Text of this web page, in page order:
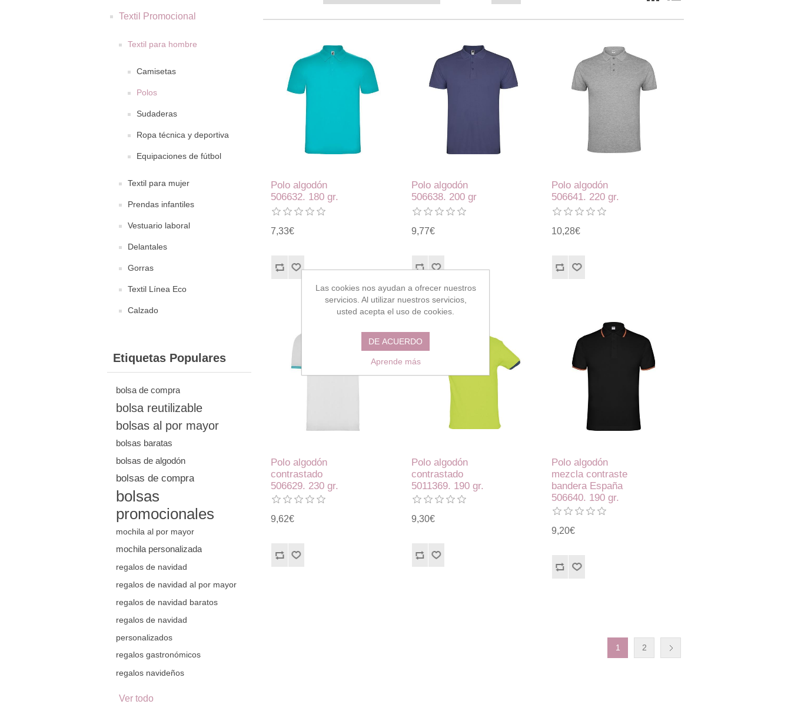
Textil Promocional
Textil para hombre
Camisetas
Polos
Sudaderas
Ropa técnica y deportiva
Equipaciones de fútbol
Textil para mujer
Prendas infantiles
Vestuario laboral
Delantales
Gorras
Textil Línea Eco
Calzado
Etiquetas Populares
bolsa de compra
bolsa reutilizable
bolsas al por mayor
bolsas baratas
bolsas de algodón
bolsas de compra
bolsas
promocionales
mochila al por mayor
mochila personalizada
regalos de navidad
regalos de navidad al por mayor
regalos de navidad baratos
regalos de navidad
personalizados
regalos gastronómicos
regalos navideños
Ver todo
Polo algodón
506632. 180 gr.
7,33€
Polo algodón
506638. 200 gr
9,77€
Polo algodón
506641. 220 gr.
10,28€
Polo algodón
contrastado
506629. 230 gr.
9,62€
Polo algodón
contrastado
5011369. 190 gr.
9,30€
Polo algodón
mezcla contraste
bandera España
506640. 190 gr.
9,20€
1 2
Las cookies nos ayudan a ofrecer nuestros
servicios. Al utilizar nuestros servicios,
usted acepta el uso de cookies.
DE ACUERDO
Aprende más